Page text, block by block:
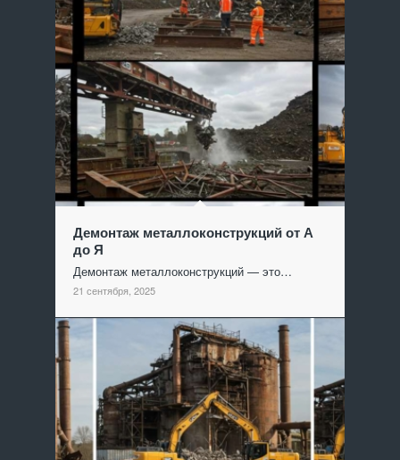
Демонтаж металлоконструкций от А
до Я
Демонтаж металлоконструкций — это…
21 сентября, 2025